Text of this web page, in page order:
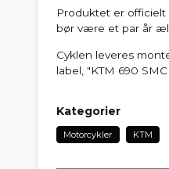
Produktet er officielt
bør være et par år
Cyklen leveres
label, "KTM 690
Kategorier
Motorcykler KTM